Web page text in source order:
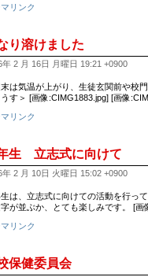
リンク
り溶けました
年 2 月 16日 月曜日 19:21 +0900
は気温が上がり、生徒玄関前や校
す＞ [画像:CIMG1883.jpg] [画像
リンク
生 立志式に向けて
年 2 月 10日 火曜日 15:02 +0900
生は、立志式に向けての活動を行っ
が並ぶか、とても楽しみです。 [画
リンク
保健委員会